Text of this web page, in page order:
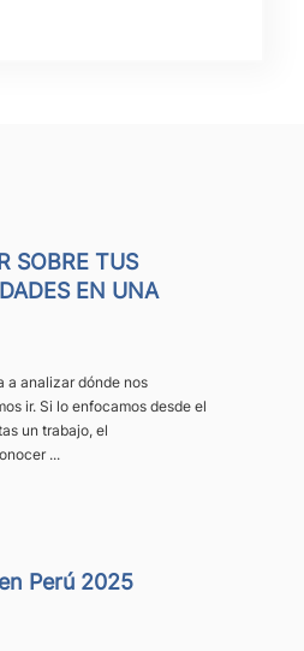
SOBRE TUS
EN UNA
a analizar dónde nos
ir. Si lo enfocamos desde el
un trabajo, el
...
Perú 2025